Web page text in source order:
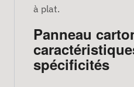
à plat.
Panneau
spécificités